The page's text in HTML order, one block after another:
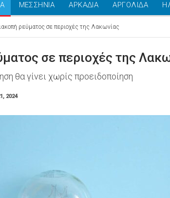
ΜΕΣΣΗΝΙΑ ΑΡΚΑΔΙΑ ΑΡΓΟΛΙΔΑ
ρεύματος σε περιοχές της Λακωνίας
σε περιοχές της
θα γίνει χωρίς προειδοποίηση
2024